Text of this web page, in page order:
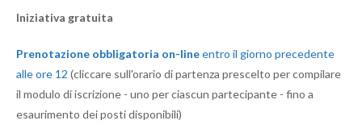
Iniziativa gratuita
Prenotazione obbligatoria on-lineentro il giorno precedente
alle ore 12 (cliccare sull'orario di partenza prescelto per compilare
il modulo di iscrizione - uno per ciascun partecipante - fino a
esaurimento dei posti disponibili)